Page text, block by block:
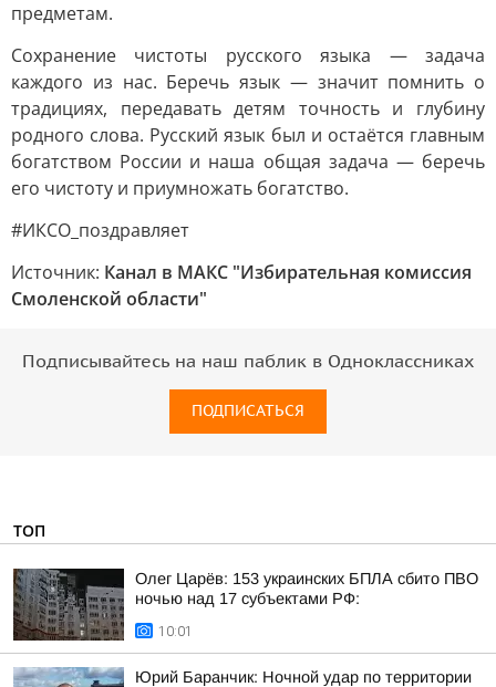
предметам.
Сохранение чистоты русского языка — задача
каждого из нас. Беречь язык — значит помнить о
традициях, передавать детям точность и глубину
родного слова. Русский язык был и остаётся главным
богатством России и наша общая задача — беречь
его чистоту и приумножать богатство.
#ИКСО_поздравляет
Источник: Канал в МАКС "Избирательная комиссия
Смоленской области"
Подписывайтесь на наш паблик в Одноклассниках
ПОДПИСАТЬСЯ
ТОП
Олег Царёв: 153 украинских БПЛА сбито ПВО
ночью над 17 субъектами РФ:
10:01
Юрий Баранчик: Ночной удар по территории